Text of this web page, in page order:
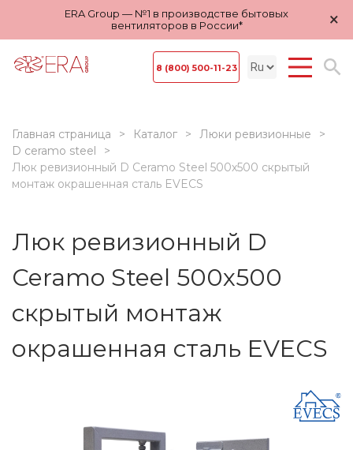
ERA Group — №1 в производстве бытовых
вентиляторов в России*
×
8 (800) 500-11-23
Главная страница Каталог
Люки ревизионные
D ceramo steel
Люк ревизионный D Ceramo Steel 500х500 скрытый
монтаж окрашенная сталь EVECS
Люк ревизионный D
Ceramo Steel 500х500
скрытый монтаж
окрашенная сталь EVECS